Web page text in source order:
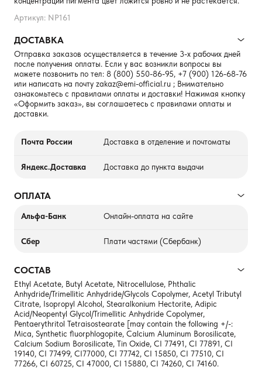
Артикул: NP161
ДОСТАВКА
Отправка заказов осуществляется в течение 3-х рабочих дней
после получения оплаты. Если у вас возникли вопросы вы
можете позвонить по тел: 8 (800) 550-86-95, +7 (900) 126-68-76
или написать на почту zakaz@emi-official.ru ; Внимательно
ознакомьтесь с правилами оплаты и доставки! Нажимая кнопку
«Оформить заказ», вы соглашаетесь с правилами оплаты и
доставки.
Почта России Доставка в отделение и почтоматы
Яндекс.Доставка Доставка до пункта выдачи
ОПЛАТА
Альфа-Банк Онлайн-оплата на сайте
Сбер Плати частями (Сбербанк)
СОСТАВ
Ethyl Acetate, Butyl Acetate, Nitrocellulose, Phthalic
Anhydride/Trimellitic Anhydride/Glycols Copolymer, Acetyl Tributyl
Citrate, Isopropyl Alcohol, Stearalkonium Hectorite, Adipic
Acid/Neopentyl Glycol/Trimellitic Anhydride Copolymer,
Pentaerythritol Tetraisostearate [may contain the following +/-:
Mica, Synthetic fluorphlogopite, Calcium Aluminum Borosilicate,
Calcium Sodium Borosilicate, Tin Oxide, CI 77491, CI 77891, CI
19140, CI 77499, CI77000, CI 77742, CI 15850, CI 77510, CI
77266, CI 60725, CI 47000, CI 15880, CI 74260, CI 74160.